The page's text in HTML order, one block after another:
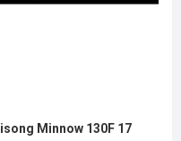
Minnow 130F 17